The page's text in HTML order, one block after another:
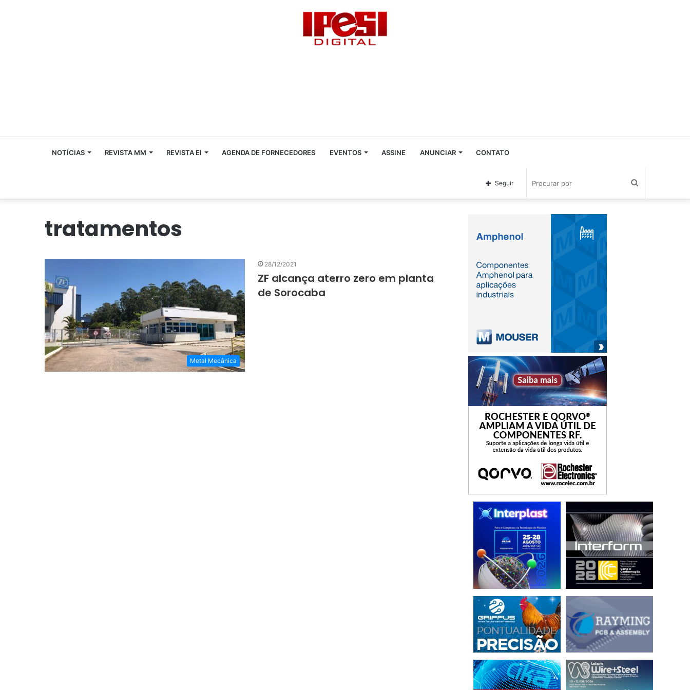
NOTÍCIAS REVISTA MM REVISTA EI AGENDA DE FORNECEDORES EVENTOS ASSINE ANUNCIAR CONTATO
Seguir
tratamentos
Metal Mecânica
28/12/2021
ZF alcança aterro zero em planta
de Sorocaba